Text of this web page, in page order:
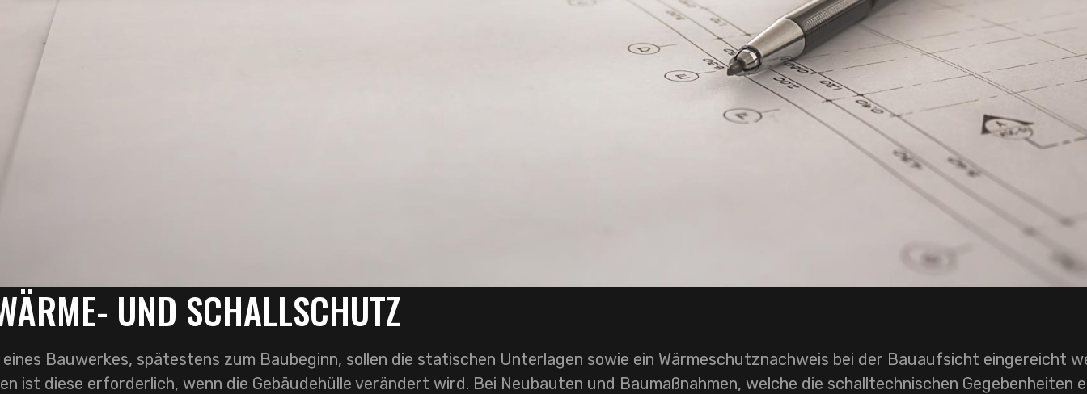
UND SCHALLSCHUTZ
Bauwerkes, spätestens zum Baubeginn, sollen die statischen Unterlagen sowie ein Wärmeschutznachweis bei der Bauaufsicht eingereicht
ist diese erforderlich, wenn die Gebäudehülle verändert wird. Bei Neubauten und Baumaßnahmen, welche die schalltechnischen Gegebenheiten